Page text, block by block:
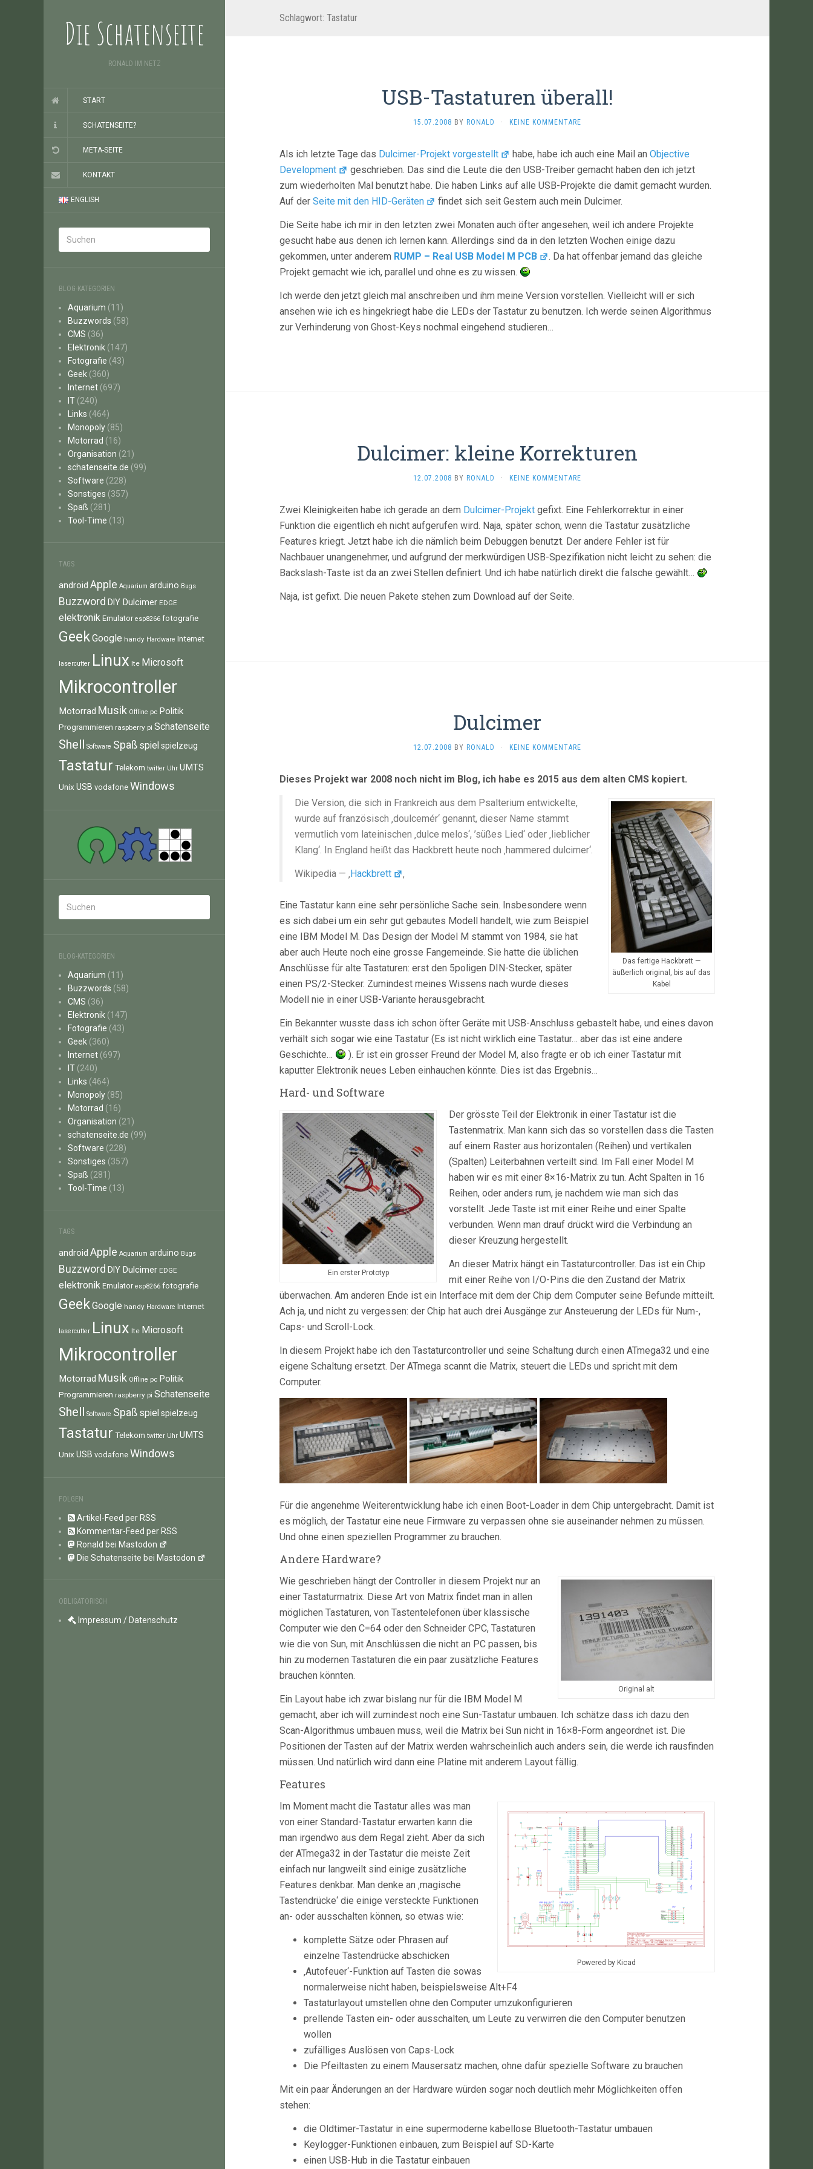
Die Schatenseite
RONALD IM NETZ
START
SCHATENSEITE?
META-SEITE
KONTAKT
ENGLISH
BLOG-KATEGORIEN
Aquarium (11)
Buzzwords (58)
CMS (36)
Elektronik (147)
Fotografie (43)
Geek (360)
Internet (697)
IT (240)
Links (464)
Monopoly (85)
Motorrad (16)
Organisation (21)
schatenseite.de (99)
Software (228)
Sonstiges (357)
Spaß (281)
Tool-Time (13)
TAGS
android Apple Aquarium arduino Bugs
Buzzword DIY Dulcimer EDGE
elektronik Emulator esp8266 fotografie
GeekGoogle handy Hardware Internet
lasercutter Linux lte Microsoft
Mikrocontroller
Motorrad Musik Offline pc Politik
Programmieren raspberry pi Schatenseite
Shell Software Spaß spiel spielzeug
Tastatur Telekom twitter Uhr UMTS
Unix USB vodafone Windows
BLOG-KATEGORIEN
Aquarium (11)
Buzzwords (58)
CMS (36)
Elektronik (147)
Fotografie (43)
Geek (360)
Internet (697)
IT (240)
Links (464)
Monopoly (85)
Motorrad (16)
Organisation (21)
schatenseite.de (99)
Software (228)
Sonstiges (357)
Spaß (281)
Tool-Time (13)
TAGS
android Apple Aquarium arduino Bugs
Buzzword DIY Dulcimer EDGE
elektronik Emulator esp8266 fotografie
GeekGoogle handy Hardware Internet
lasercutter Linux lte Microsoft
Mikrocontroller
Motorrad Musik Offline pc Politik
Programmieren raspberry pi Schatenseite
Shell Software Spaß spiel spielzeug
Tastatur Telekom twitter Uhr UMTS
Unix USB vodafone Windows
FOLGEN
Artikel-Feed per RSS
Kommentar-Feed per RSS
Ronald bei Mastodon
Die Schatenseite bei Mastodon
OBLIGATORISCH
Impressum / Datenschutz
Schlagwort: Tastatur
USB-Tastaturen überall!
15.07.2008 BY RONALD · KEINE KOMMENTARE
Als ich letzte Tage das Dulcimer-Projekt vorgestellt habe, habe ich auch eine Mail anObjective
Development
geschrieben. Das sind die Leute die den USB-Treiber gemacht haben den ich jetzt
zum wiederholten Mal benutzt habe. Die haben Links auf alle USB-Projekte die damit gemacht wurden.
Auf der Seite mit den HID-Geräten findet sich seit Gestern auch mein Dulcimer.
Die Seite habe ich mir in den letzten zwei Monaten auch öfter angesehen, weil ich andere Projekte
gesucht habe aus denen ich lernen kann. Allerdings sind da in den letzten Wochen einige dazu
gekommen, unter anderem RUMP – Real USB Model M PCB
. Da hat offenbar jemand das gleiche
Projekt gemacht wie ich, parallel und ohne es zu wissen.
Ich werde den jetzt gleich mal anschreiben und ihm meine Version vorstellen. Vielleicht will er sich
ansehen wie ich es hingekriegt habe die LEDs der Tastatur zu benutzen. Ich werde seinen Algorithmus
zur Verhinderung von Ghost-Keys nochmal eingehend studieren…
Dulcimer: kleine Korrekturen
12.07.2008 BY RONALD · KEINE KOMMENTARE
Zwei Kleinigkeiten habe ich gerade an dem Dulcimer-Projekt gefixt. Eine Fehlerkorrektur in einer
Funktion die eigentlich eh nicht aufgerufen wird. Naja, später schon, wenn die Tastatur zusätzliche
Features kriegt. Jetzt habe ich die nämlich beim Debuggen benutzt. Der andere Fehler ist für
Nachbauer unangenehmer, und aufgrund der merkwürdigen USB-Spezifikation nicht leicht zu sehen: die
Backslash-Taste ist da an zwei Stellen definiert. Und ich habe natürlich direkt die falsche gewählt…
Naja, ist gefixt. Die neuen Pakete stehen zum Download auf der Seite.
Dulcimer
12.07.2008 BY RONALD · KEINE KOMMENTARE
Dieses Projekt war 2008 noch nicht im Blog, ich habe es 2015 aus dem alten CMS kopiert.
Das fertige Hackbrett —
äußerlich original, bis auf das
Kabel
Die Version, die sich in Frankreich aus dem Psalterium entwickelte,
wurde auf französisch ‚doulcemér‘ genannt, dieser Name stammt
vermutlich vom lateinischen ‚dulce melos‘, ’süßes Lied‘ oder ‚lieblicher
Klang‘. In England heißt das Hackbrett heute noch ‚hammered dulcimer‘.
Wikipedia — ‚Hackbrett ‚
Eine Tastatur kann eine sehr persönliche Sache sein. Insbesondere wenn
es sich dabei um ein sehr gut gebautes Modell handelt, wie zum Beispiel
eine IBM Model M. Das Design der Model M stammt von 1984, sie hat
aber auch Heute noch eine grosse Fangemeinde. Sie hatte die üblichen
Anschlüsse für alte Tastaturen: erst den 5poligen DIN-Stecker, später
einen PS/2-Stecker. Zumindest meines Wissens nach wurde dieses
Modell nie in einer USB-Variante herausgebracht.
Ein Bekannter wusste dass ich schon öfter Geräte mit USB-Anschluss gebastelt habe, und eines davon
verhält sich sogar wie eine Tastatur (Es ist nicht wirklich eine Tastatur… aber das ist eine andere
Geschichte…
). Er ist ein grosser Freund der Model M, also fragte er ob ich einer Tastatur mit
kaputter Elektronik neues Leben einhauchen könnte. Dies ist das Ergebnis…
Hard- und Software
Ein erster Prototyp
Der grösste Teil der Elektronik in einer Tastatur ist die
Tastenmatrix. Man kann sich das so vorstellen dass die Tasten
auf einem Raster aus horizontalen (Reihen) und vertikalen
(Spalten) Leiterbahnen verteilt sind. Im Fall einer Model M
haben wir es mit einer 8×16-Matrix zu tun. Acht Spalten in 16
Reihen, oder anders rum, je nachdem wie man sich das
vorstellt. Jede Taste ist mit einer Reihe und einer Spalte
verbunden. Wenn man drauf drückt wird die Verbindung an
dieser Kreuzung hergestellt.
An dieser Matrix hängt ein Tastaturcontroller. Das ist ein Chip
mit einer Reihe von I/O-Pins die den Zustand der Matrix
überwachen. Am anderen Ende ist ein Interface mit dem der Chip dem Computer seine Befunde mitteilt.
Ach ja, und nicht zu vergessen: der Chip hat auch drei Ausgänge zur Ansteuerung der LEDs für Num-,
Caps- und Scroll-Lock.
In diesem Projekt habe ich den Tastaturcontroller und seine Schaltung durch einen ATmega32 und eine
eigene Schaltung ersetzt. Der ATmega scannt die Matrix, steuert die LEDs und spricht mit dem
Computer.
Für die angenehme Weiterentwicklung habe ich einen Boot-Loader in dem Chip untergebracht. Damit ist
es möglich, der Tastatur eine neue Firmware zu verpassen ohne sie auseinander nehmen zu müssen.
Und ohne einen speziellen Programmer zu brauchen.
Andere Hardware?
Original alt
Wie geschrieben hängt der Controller in diesem Projekt nur an
einer Tastaturmatrix. Diese Art von Matrix findet man in allen
möglichen Tastaturen, von Tastentelefonen über klassische
Computer wie den C=64 oder den Schneider CPC, Tastaturen
wie die von Sun, mit Anschlüssen die nicht an PC passen, bis
hin zu modernen Tastaturen die ein paar zusätzliche Features
brauchen könnten.
Ein Layout habe ich zwar bislang nur für die IBM Model M
gemacht, aber ich will zumindest noch eine Sun-Tastatur umbauen. Ich schätze dass ich dazu den
Scan-Algorithmus umbauen muss, weil die Matrix bei Sun nicht in 16×8-Form angeordnet ist. Die
Positionen der Tasten auf der Matrix werden wahrscheinlich auch anders sein, die werde ich rausfinden
müssen. Und natürlich wird dann eine Platine mit anderem Layout fällig.
Features
Powered by Kicad
Im Moment macht die Tastatur alles was man
von einer Standard-Tastatur erwarten kann die
man irgendwo aus dem Regal zieht. Aber da sich
der ATmega32 in der Tastatur die meiste Zeit
einfach nur langweilt sind einige zusätzliche
Features denkbar. Man denke an ‚magische
Tastendrücke‘ die einige versteckte Funktionen
an- oder ausschalten können, so etwas wie:
komplette Sätze oder Phrasen auf
einzelne Tastendrücke abschicken
‚Autofeuer‘-Funktion auf Tasten die sowas
normalerweise nicht haben, beispielsweise Alt+F4
Tastaturlayout umstellen ohne den Computer umzukonfigurieren
prellende Tasten ein- oder ausschalten, um Leute zu verwirren die den Computer benutzen
wollen
zufälliges Auslösen von Caps-Lock
Die Pfeiltasten zu einem Mausersatz machen, ohne dafür spezielle Software zu brauchen
Mit ein paar Änderungen an der Hardware würden sogar noch deutlich mehr Möglichkeiten offen
stehen:
die Oldtimer-Tastatur in eine supermoderne kabellose Bluetooth-Tastatur umbauen
Keylogger-Funktionen einbauen, zum Beispiel auf SD-Karte
einen USB-Hub in die Tastatur einbauen